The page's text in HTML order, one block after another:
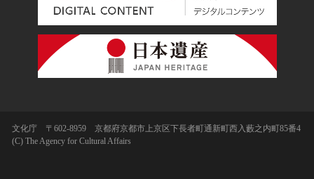
文化庁 〒602-8959 京都府京都市上京区下長者町通新町西入藪之内町85番4
(C) The Agency for Cultural Affairs